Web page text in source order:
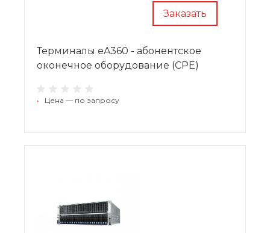
Заказать
Терминалы eA360 - абонентское
оконечное оборудование (CPE)
• Цена — по запросу